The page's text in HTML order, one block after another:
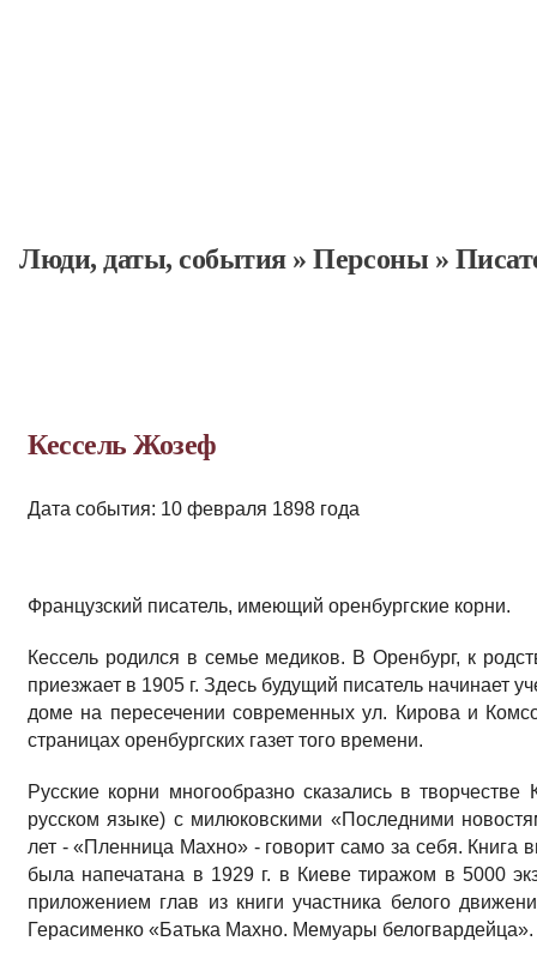
Люди, даты, cобытия»Персоны »
Кессель Жозеф
Дата события: 10 февраля 1898 года
Французский писатель, имеющий оренбургские корни.
Кессель родился в семье медиков. В Оренбург, к
приезжает в 1905 г. Здесь будущий писатель начинает
доме на пересечении современных ул. Кирова и
страницах оренбургских газет того времени.
Русские корни многообразно сказались в
русском языке) с милюковскими «Последними
лет - «Пленница Махно» - говорит само за себя.
была напечатана в 1929 г. в Киеве тиражом в 5000
приложением глав из книги участника белого
Герасименко «Батька Махно. Мемуары белогвардейца».